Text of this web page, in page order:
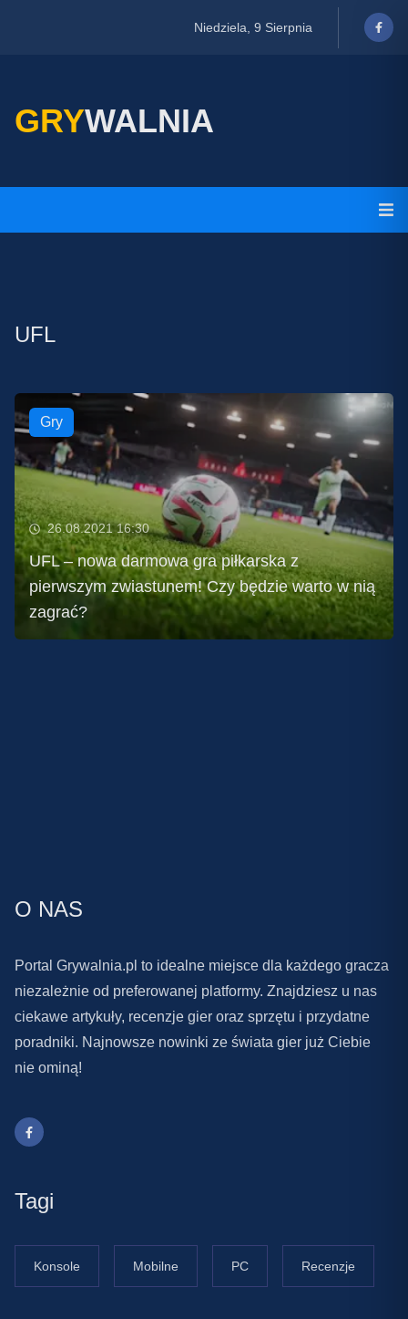
Niedziela, 9 Sierpnia
GRYWALNIA
UFL
Gry
26.08.2021 16:30
UFL – nowa darmowa gra piłkarska z
pierwszym zwiastunem! Czy będzie warto w nią
zagrać?
O NAS
Portal Grywalnia.pl to idealne miejsce dla każdego gracza
niezależnie od preferowanej platformy. Znajdziesz u nas
ciekawe artykuły, recenzje gier oraz sprzętu i przydatne
poradniki. Najnowsze nowinki ze świata gier już Ciebie
nie ominą!
Tagi
Konsole Mobilne PC Recenzje